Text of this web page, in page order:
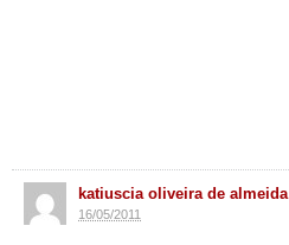
katiuscia oliveira de almeida
16/05/2011